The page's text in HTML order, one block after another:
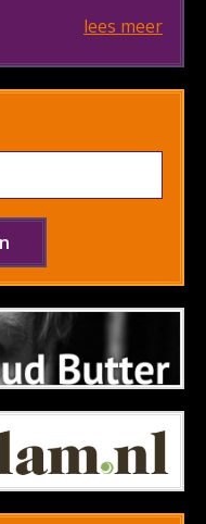
lees meer